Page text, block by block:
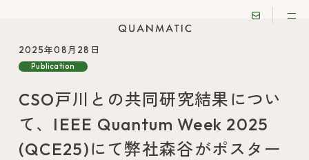
2025年08月28日
Publication
CSO戸川との共同研究結果につい
て、IEEE Quantum Week 2025
(QCE25)にて弊社森谷がポスター